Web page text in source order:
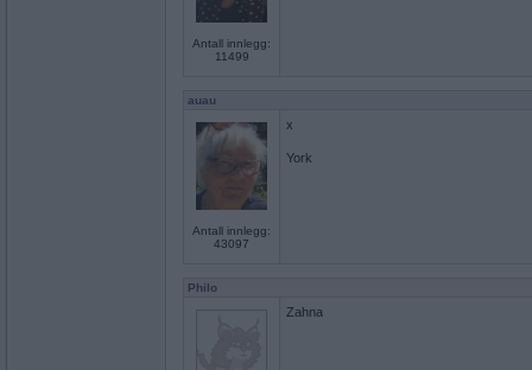
Antall innlegg:
11499
auau
Antall innlegg:
43097
x
York
Philo
Zahna